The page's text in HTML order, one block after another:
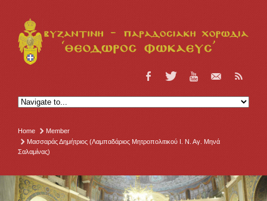
Home
Member
Μασσαράς Δημήτριος (Λαμπαδάριος Μητροπολιτικού Ι. Ν. Αγ. Μηνά
Σαλαμίνας)